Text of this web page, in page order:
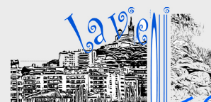
Panneau de gestion des cookies